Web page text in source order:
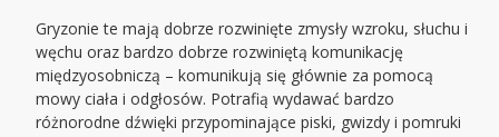
Gryzonie te mają dobrze rozwinięte zmysły wzroku, słuchu i
węchu oraz bardzo dobrze rozwiniętą komunikację
międzyosobniczą – komunikują się głównie za pomocą
mowy ciała i odgłosów. Potrafią wydawać bardzo
różnorodne dźwięki przypominające piski, gwizdy i pomruki